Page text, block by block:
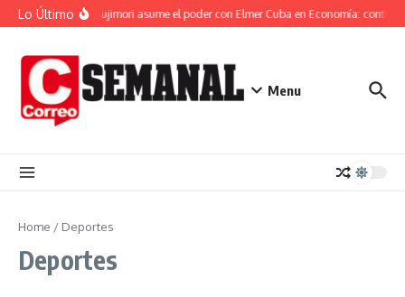
Saltar al contenido
Lo ÚltimoKeiko Fujimori asume el poder con Elmer Cuba en Economía:
Menu
Home / Deportes
Deportes